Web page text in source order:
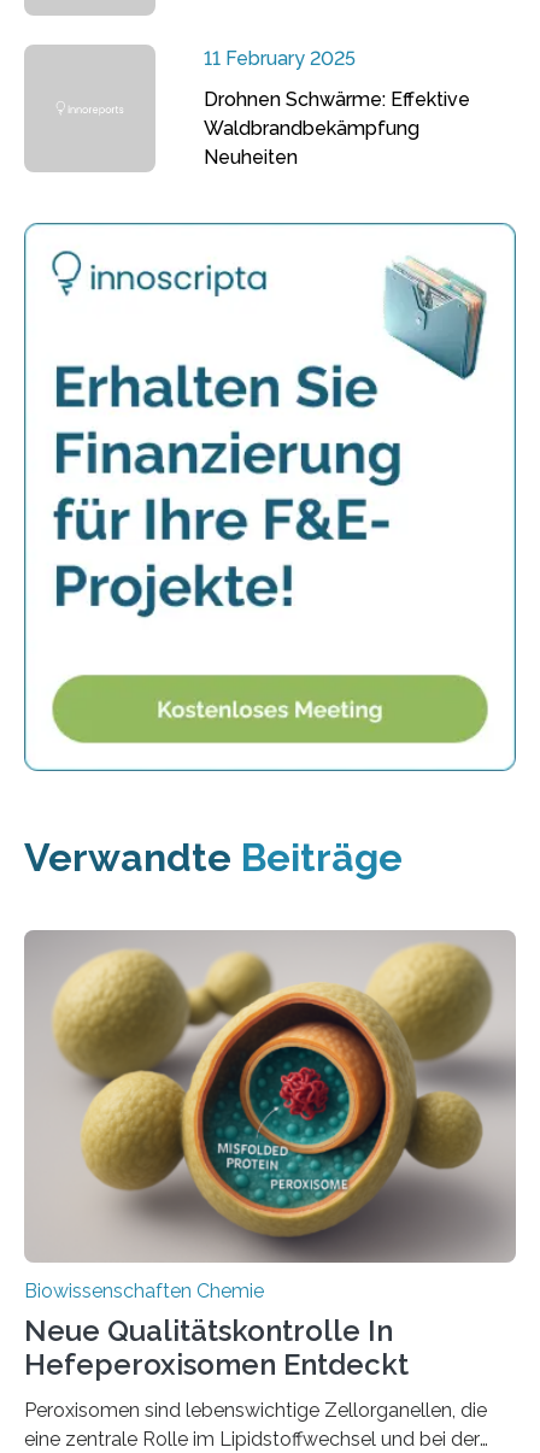
11 February 2025
Drohnen Schwärme: Effektive
Waldbrandbekämpfung
Neuheiten
Verwandte Beiträge
Biowissenschaften Chemie
Neue Qualitätskontrolle In
Hefeperoxisomen Entdeckt
Peroxisomen sind lebenswichtige Zellorganellen, die
eine zentrale Rolle im Lipidstoffwechsel und bei der